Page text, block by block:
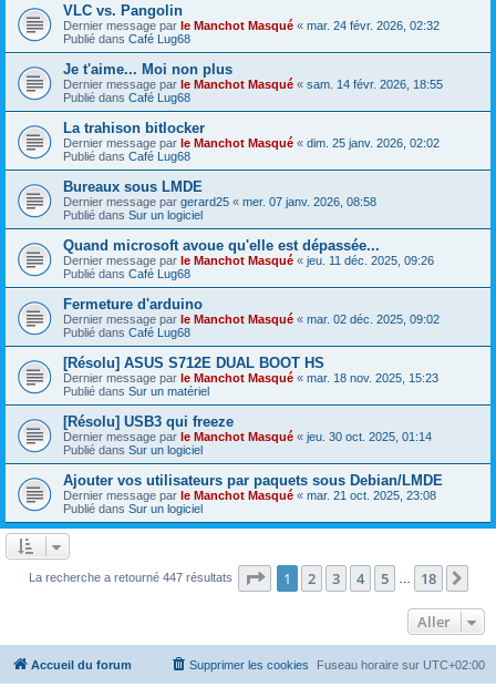
VLC vs. Pangolin
Dernier message par le Manchot Masqué « mar. 24 févr. 2026, 02:32
Publié dans Café Lug68
Je t'aime... Moi non plus
Dernier message par le Manchot Masqué « sam. 14 févr. 2026, 18:55
Publié dans Café Lug68
La trahison bitlocker
Dernier message par le Manchot Masqué « dim. 25 janv. 2026, 02:02
Publié dans Café Lug68
Bureaux sous LMDE
Dernier message par gerard25 « mer. 07 janv. 2026, 08:58
Publié dans Sur un logiciel
Quand microsoft avoue qu'elle est dépassée...
Dernier message par le Manchot Masqué « jeu. 11 déc. 2025, 09:26
Publié dans Café Lug68
Fermeture d'arduino
Dernier message par le Manchot Masqué « mar. 02 déc. 2025, 09:02
Publié dans Café Lug68
[Résolu] ASUS S712E DUAL BOOT HS
Dernier message par le Manchot Masqué « mar. 18 nov. 2025, 15:23
Publié dans Sur un matériel
[Résolu] USB3 qui freeze
Dernier message par le Manchot Masqué « jeu. 30 oct. 2025, 01:14
Publié dans Sur un logiciel
Ajouter vos utilisateurs par paquets sous Debian/LMDE
Dernier message par le Manchot Masqué « mar. 21 oct. 2025, 23:08
Publié dans Sur un logiciel
La recherche a retourné 447 résultats Page 1sur18
1 2 3 4 5 18
Aller
Accueil du forum Fuseau horaire sur UTC+02:00
Supprimer les cookies